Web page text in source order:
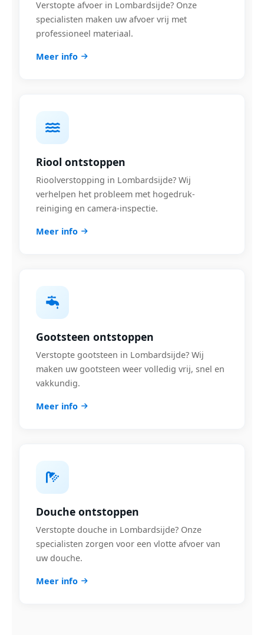
Verstopte afvoer in Lombardsijde? Onze
specialisten maken uw afvoer vrij met
professioneel materiaal.
Meer info
Riool ontstoppen
Rioolverstopping in Lombardsijde? Wij
verhelpen het probleem met hogedruk-
reiniging en camera-inspectie.
Meer info
Gootsteen ontstoppen
Verstopte gootsteen in Lombardsijde? Wij
maken uw gootsteen weer volledig vrij, snel en
vakkundig.
Meer info
Douche ontstoppen
Verstopte douche in Lombardsijde? Onze
specialisten zorgen voor een vlotte afvoer van
uw douche.
Meer info